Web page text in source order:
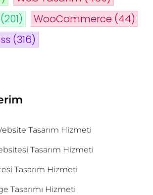
(201) WooCommerce (44)
(316)
Tasarım Hizmeti
Tasarım Hizmeti
Tasarım Hizmeti
Tasarımı Hizmeti